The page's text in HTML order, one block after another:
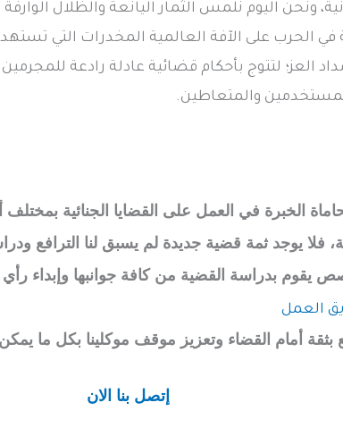
ونحن اليوم نلمس الثمار اليانعة والظلال
في الحرب على الآفة العالمية المخدرات التي
العز؛ لتتوج بأحكام قضائية عادلة رادعة
والمتعاطين.
الخبرة في العمل على القضايا الجنائية
فلا يوجد ثمة قضية جديدة لم يسبق لنا الترافع
بدراسة القضية من كافة جوانبها وإبداء رأي
العمل
بثقة أمام القضاء وتعزيز موقف موكلينا بكل ما
إتصل بنا الان